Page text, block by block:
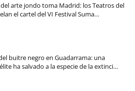
arte jondo toma Madrid: los Teatros del
el cartel del VI Festival Suma…
buitre negro en Guadarrama: una
ha salvado a la especie de la extinci…